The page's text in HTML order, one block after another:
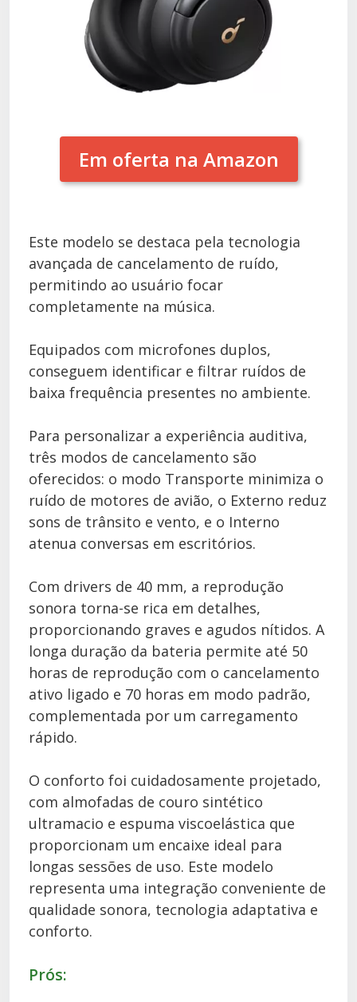
Em oferta na Amazon
Este modelo se destaca pela tecnologia
avançada de cancelamento de ruído,
permitindo ao usuário focar
completamente na música.
Equipados com microfones duplos,
conseguem identificar e filtrar ruídos de
baixa frequência presentes no ambiente.
Para personalizar a experiência auditiva,
três modos de cancelamento são
oferecidos: o modo Transporte minimiza o
ruído de motores de avião, o Externo reduz
sons de trânsito e vento, e o Interno
atenua conversas em escritórios.
Com drivers de 40 mm, a reprodução
sonora torna-se rica em detalhes,
proporcionando graves e agudos nítidos. A
longa duração da bateria permite até 50
horas de reprodução com o cancelamento
ativo ligado e 70 horas em modo padrão,
complementada por um carregamento
rápido.
O conforto foi cuidadosamente projetado,
com almofadas de couro sintético
ultramacio e espuma viscoelástica que
proporcionam um encaixe ideal para
longas sessões de uso. Este modelo
representa uma integração conveniente de
qualidade sonora, tecnologia adaptativa e
conforto.
Prós: